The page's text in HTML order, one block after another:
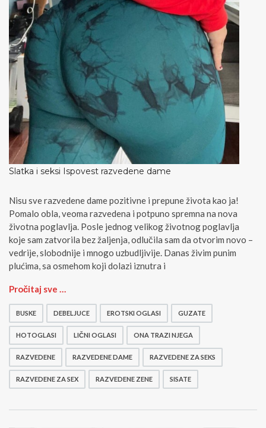
Slatka i seksi Ispovest razvedene dame
Nisu sve razvedene dame pozitivne i prepune života kao ja!
Pomalo obla, veoma razvedena i potpuno spremna na nova
životna poglavlja. Posle jednog velikog životnog poglavlja
koje sam zatvorila bez žaljenja, odlučila sam da otvorim novo –
vedrije, slobodnije i mnogo uzbudljivije. Danas živim punim
plućima, sa osmehom koji dolazi iznutra i
S
t
a
s
s
Pročitaj sve …
BUSKE DEBELJUCE EROTSKI OGLASI GUZATE
HOTOGLASI LIČNI OGLASI ONA TRAZI NJEGA
RAZVEDENE RAZVEDENE DAME RAZVEDENE ZA SEKS
RAZVEDENE ZA SEX RAZVEDENE ZENE SISATE